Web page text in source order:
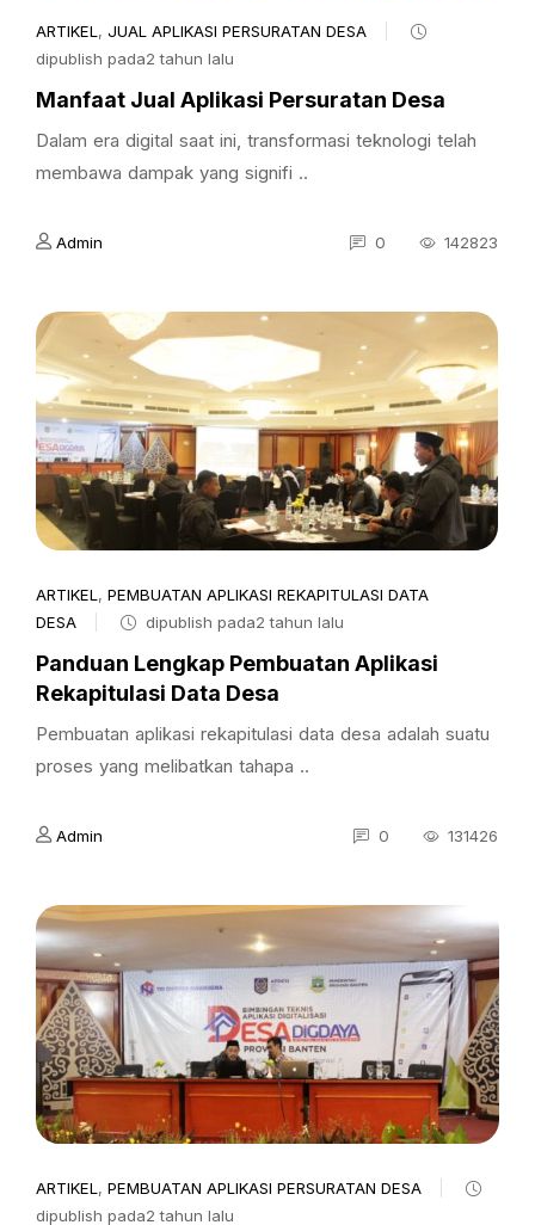
ARTIKEL , JUAL APLIKASI PERSURATAN DESA
dipublish pada2 tahun lalu
Manfaat Jual Aplikasi Persuratan Desa
Dalam era digital saat ini, transformasi teknologi telah
membawa dampak yang signifi ..
Admin 0 142823
ARTIKEL , PEMBUATAN APLIKASI REKAPITULASI DATA
DESA
dipublish pada2 tahun lalu
Panduan Lengkap Pembuatan Aplikasi
Rekapitulasi Data Desa
Pembuatan aplikasi rekapitulasi data desa adalah suatu
proses yang melibatkan tahapa ..
Admin 0 131426
ARTIKEL , PEMBUATAN APLIKASI PERSURATAN DESA
dipublish pada2 tahun lalu